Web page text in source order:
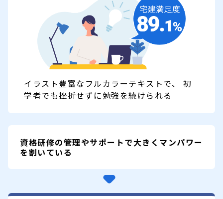
イラスト豊富なフルカラーテキストで、 初
学者でも挫折せずに勉強を続けられる
資格研修の管理やサポートで大きくマンパワー
を割いている